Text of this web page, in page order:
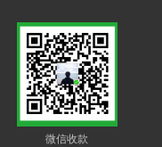
微信收款